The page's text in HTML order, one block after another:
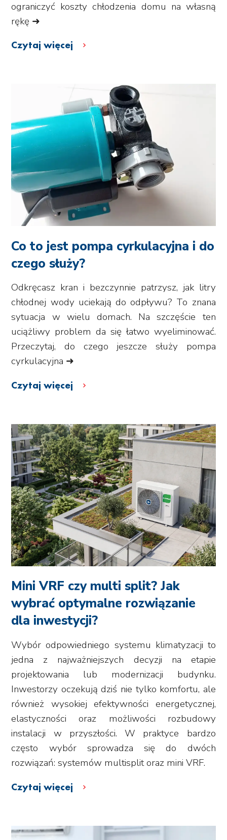
ograniczyć koszty chłodzenia domu na własną
rękę ➜
Czytaj więcej
Co to jest pompa cyrkulacyjna i do
czego służy?
Odkręcasz kran i bezczynnie patrzysz, jak litry
chłodnej wody uciekają do odpływu? To znana
sytuacja w wielu domach. Na szczęście ten
uciążliwy problem da się łatwo wyeliminować.
Przeczytaj, do czego jeszcze służy pompa
cyrkulacyjna ➜
Czytaj więcej
Mini VRF czy multi split? Jak
wybrać optymalne rozwiązanie
dla inwestycji?
Wybór odpowiedniego systemu klimatyzacji to
jedna z najważniejszych decyzji na etapie
projektowania lub modernizacji budynku.
Inwestorzy oczekują dziś nie tylko komfortu, ale
również wysokiej efektywności energetycznej,
elastyczności oraz możliwości rozbudowy
instalacji w przyszłości. W praktyce bardzo
często wybór sprowadza się do dwóch
rozwiązań: systemów multisplit oraz mini VRF.
Czytaj więcej